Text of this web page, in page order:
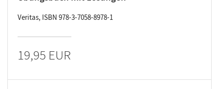
Veritas, ISBN 978-3-7058-8978-1
19,95 EUR